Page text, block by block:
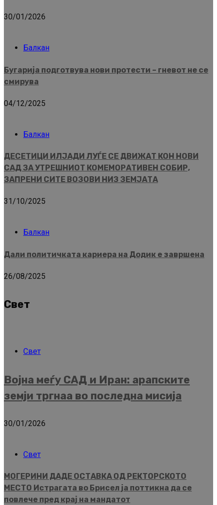
30/01/2026
Балкан
Бугарија подготвува нови протести – гневот не се
смирува
04/12/2025
Балкан
ДЕСЕТИЦИ ИЛЈАДИ ЛУЃЕ СЕ ДВИЖАТ КОН НОВИ
САД ЗА УТРЕШНИОТ КОМЕМОРАТИВЕН СОБИР,
ЗАПРЕНИ СИТЕ ВОЗОВИ НИЗ ЗЕМЈАТА
31/10/2025
Балкан
Дали политичката кариера на Додик е завршена
26/08/2025
Свет
Свет
Војна меѓу САД и Иран: арапските
земји тргнаа во последна мисија
30/01/2026
Свет
МОГЕРИНИ ДАДЕ ОСТАВКА ОД РЕКТОРСКОТО
МЕСТО Истрагата во Брисел ја поттикна да се
повлече пред крај на мандатот